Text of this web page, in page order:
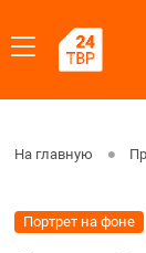
На главную
Портрет на фоне